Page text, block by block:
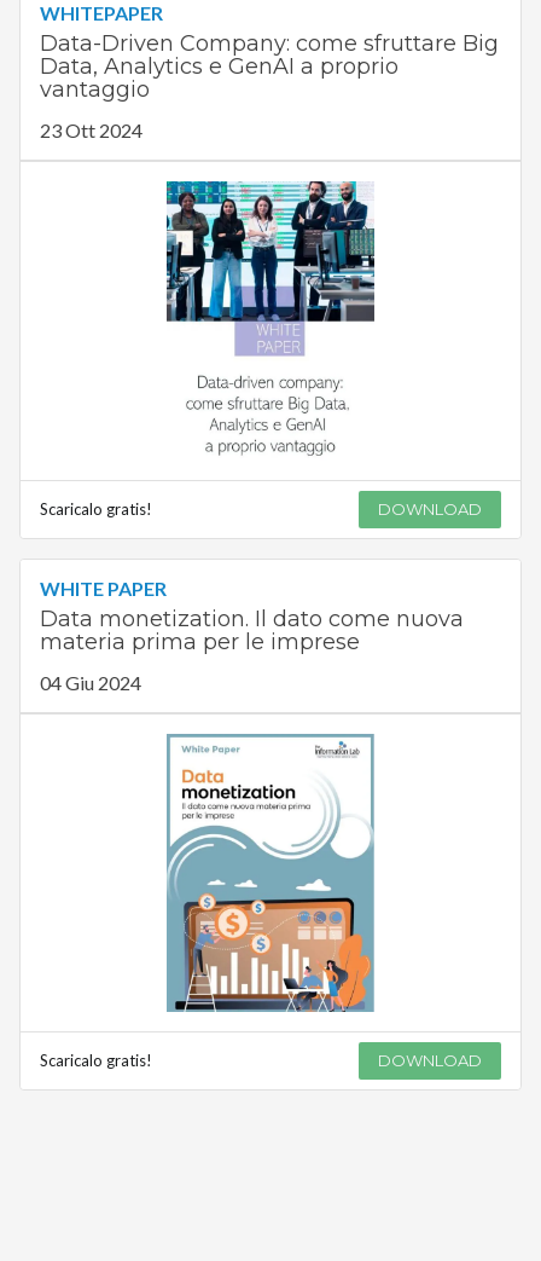
WHITEPAPER
Data-Driven Company: come sfruttare Big
Data, Analytics e GenAI a proprio
vantaggio
23 Ott 2024
Scaricalo gratis! DOWNLOAD
WHITE PAPER
Data monetization. Il dato come nuova
materia prima per le imprese
04 Giu 2024
Scaricalo gratis! DOWNLOAD